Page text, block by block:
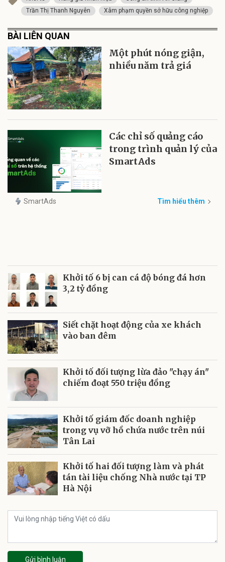
Trần Thị Thanh Nguyên
Xâm phạm quyền sở hữu công nghiệp
BÀI LIÊN QUAN
Một phút nóng giận,
nhiều năm trả giá
Các chỉ số quảng cáo
trong trình quản lý của
SmartAds
SmartAds Tìm hiểu thêm
Khởi tố 6 bị can cá độ bóng đá hơn
3,2 tỷ đồng
Siết chặt hoạt động của xe khách
vào ban đêm
Khởi tố đối tượng lừa đảo "chạy án"
chiếm đoạt 550 triệu đồng
Khởi tố giám đốc doanh nghiệp
trong vụ vỡ hồ chứa nước trên núi
Tân Lai
Khởi tố hai đối tượng làm và phát
tán tài liệu chống Nhà nước tại TP
Hà Nội
Gửi bình luận